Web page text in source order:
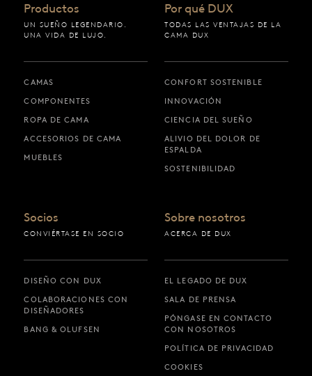
Productos
UN SUEÑO LEGENDARIO.
UNA VIDA DE LUJO.
CAMAS
COMPONENTES
ROPA DE CAMA
ACCESORIOS DE CAMA
MUEBLES
Por qué DUX
TODAS LAS VENTAJAS DE LA
CAMA DUX
CONFORT SOSTENIBLE
INNOVACIÓN
CIENCIA DEL SUEÑO
ALIVIO DEL DOLOR DE
ESPALDA
SOSTENIBILIDAD
Socios
CONVIÉRTASE EN SOCIO
DISEÑO CON DUX
COLABORACIONES CON
DISEÑADORES
BANG & OLUFSEN
Sobre nosotros
ACERCA DE DUX
EL LEGADO DE DUX
SALA DE PRENSA
PÓNGASE EN CONTACTO
CON NOSOTROS
POLÍTICA DE PRIVACIDAD
COOKIES